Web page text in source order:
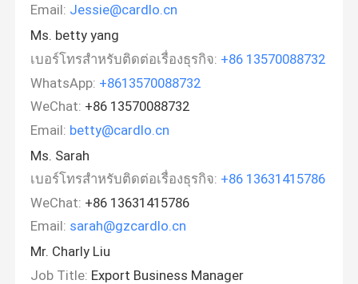
Email: Jessie@cardlo.cn
Ms. betty yang
เบอร์โทรสำหรับติดต่อเรื่องธุรกิจ: +86 13570088732
WhatsApp: +8613570088732
WeChat: +86 13570088732
Email: betty@cardlo.cn
Ms. Sarah
เบอร์โทรสำหรับติดต่อเรื่องธุรกิจ: +86 13631415786
WeChat: +86 13631415786
Email: sarah@gzcardlo.cn
Mr. Charly Liu
Job Title: Export Business Manager